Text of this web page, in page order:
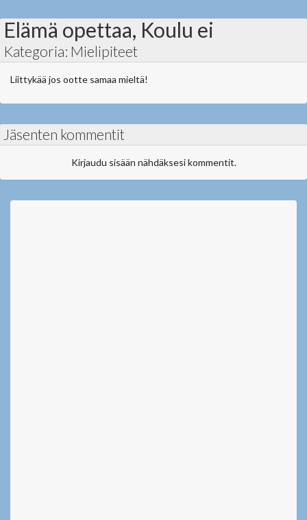
Elämä opettaa, Koulu ei
Kategoria: Mielipiteet
Liittykää jos ootte samaa mieltä!
Jäsenten kommentit
Kirjaudu sisään nähdäksesi kommentit.